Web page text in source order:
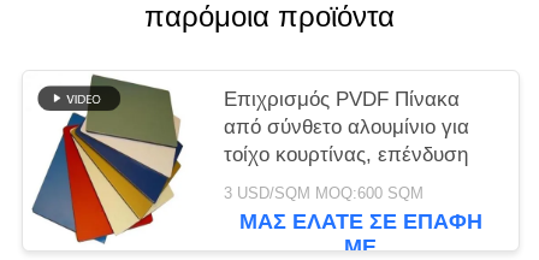
παρόμοια προϊόντα
Επιχρισμός PVDF Πίνακα
από σύνθετο αλουμίνιο για
τοίχο κουρτίνας, επένδυση
3 USD/SQM MOQ:600 SQM
ΜΑΣ ΕΛΆΤΕ ΣΕ ΕΠΑΦΉ
ΜΕ